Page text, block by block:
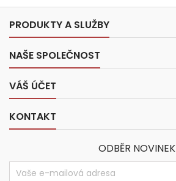
PRODUKTY A SLUŽBY
NAŠE SPOLEČNOST
VÁŠ ÚČET
KONTAKT
ODBĚR NOVINEK